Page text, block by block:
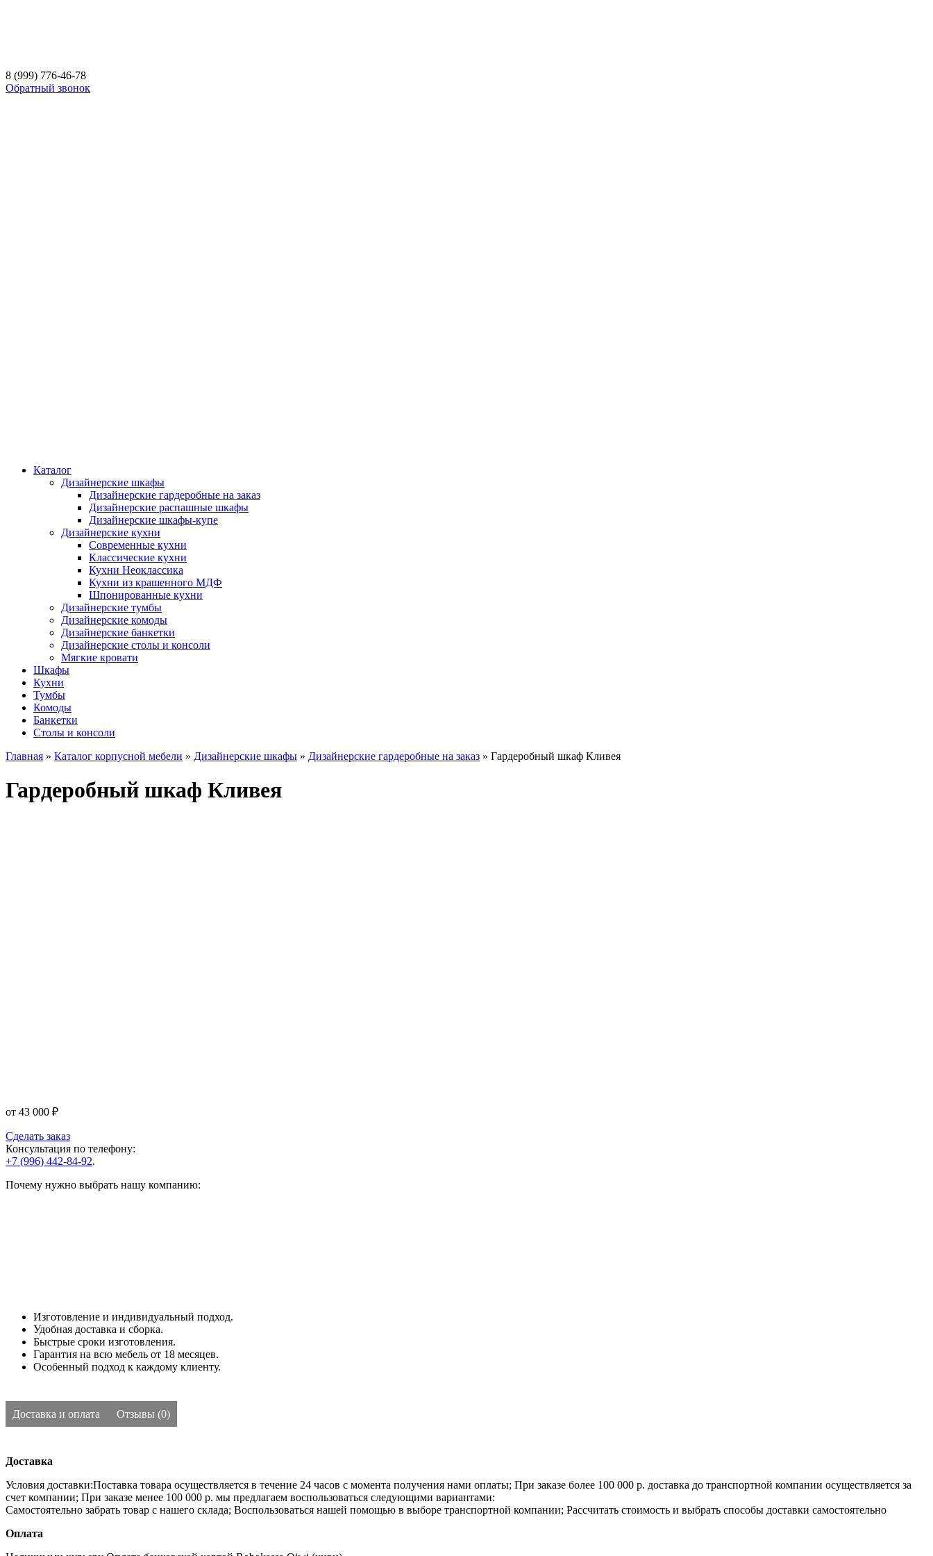
8 (999) 776-46-78
Обратный звонок
Каталог
Дизайнерские шкафы
Дизайнерские гардеробные на заказ
Дизайнерские распашные шкафы
Дизайнерские шкафы-купе
Дизайнерские кухни
Современные кухни
Классические кухни
Кухни Неоклассика
Кухни из крашенного МДФ
Шпонированные кухни
Дизайнерские тумбы
Дизайнерские комоды
Дизайнерские банкетки
Дизайнерские столы и консоли
Мягкие кровати
Шкафы
Кухни
Тумбы
Комоды
Банкетки
Столы и консоли
Главная » Каталог корпусной мебели » Дизайнерские шкафы » Дизайнерские гардеробные на заказ » Гардеробный шкаф Кливея
Гардеробный шкаф Кливея
от 43 000 ₽
Сделать заказ
Консультация по телефону:
+7 (996) 442-84-92.
Почему нужно выбрать нашу компанию:
Изготовление и индивидуальный подход.
Удобная доставка и сборка.
Быстрые сроки изготовления.
Гарантия на всю мебель от 18 месяцев.
Особенный подход к каждому клиенту.
Доставка и оплата Отзывы (0)
Доставка
Условия доставки:Поставка товара осуществляется в течение 24 часов с момента получения нами оплаты; При заказе более 100 000 р. доставка до транспортной компании осуществляется за
счет компании; При заказе менее 100 000 р. мы предлагаем воспользоваться следующими вариантами:
Самостоятельно забрать товар с нашего склада; Воспользоваться нашей помощью в выборе транспортной компании; Рассчитать стоимость и выбрать способы доставки самостоятельно
Оплата